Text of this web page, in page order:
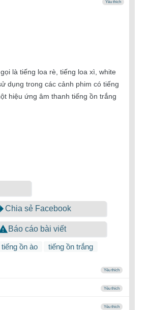
Yêu thích
là tiếng loa rè, tiếng loa xì, white
dụng trong các cảnh phim có tiếng
hiệu ứng âm thanh tiếng ồn trắng
Chia sẻ Facebook
Báo cáo bài viết
tiếng ồn ào tiếng ồn trắng
Yêu thích
Yêu thích
Yêu thích